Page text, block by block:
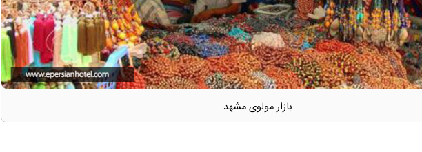
بازار مولوی مشهد